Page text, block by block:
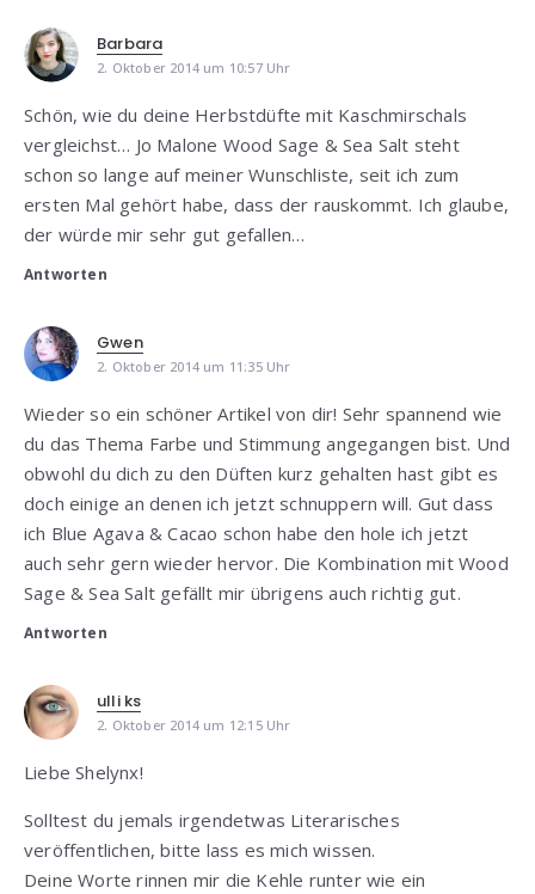
Barbara
2. Oktober 2014 um 10:57 Uhr
Schön, wie du deine Herbstdüfte mit Kaschmirschals
vergleichst… Jo Malone Wood Sage & Sea Salt steht
schon so lange auf meiner Wunschliste, seit ich zum
ersten Mal gehört habe, dass der rauskommt. Ich glaube,
der würde mir sehr gut gefallen…
Antworten
Gwen
2. Oktober 2014 um 11:35 Uhr
Wieder so ein schöner Artikel von dir! Sehr spannend wie
du das Thema Farbe und Stimmung angegangen bist. Und
obwohl du dich zu den Düften kurz gehalten hast gibt es
doch einige an denen ich jetzt schnuppern will. Gut dass
ich Blue Agava & Cacao schon habe den hole ich jetzt
auch sehr gern wieder hervor. Die Kombination mit Wood
Sage & Sea Salt gefällt mir übrigens auch richtig gut.
Antworten
ulli ks
2. Oktober 2014 um 12:15 Uhr
Liebe Shelynx!
Solltest du jemals irgendetwas Literarisches
veröffentlichen, bitte lass es mich wissen.
Deine Worte rinnen mir die Kehle runter wie ein